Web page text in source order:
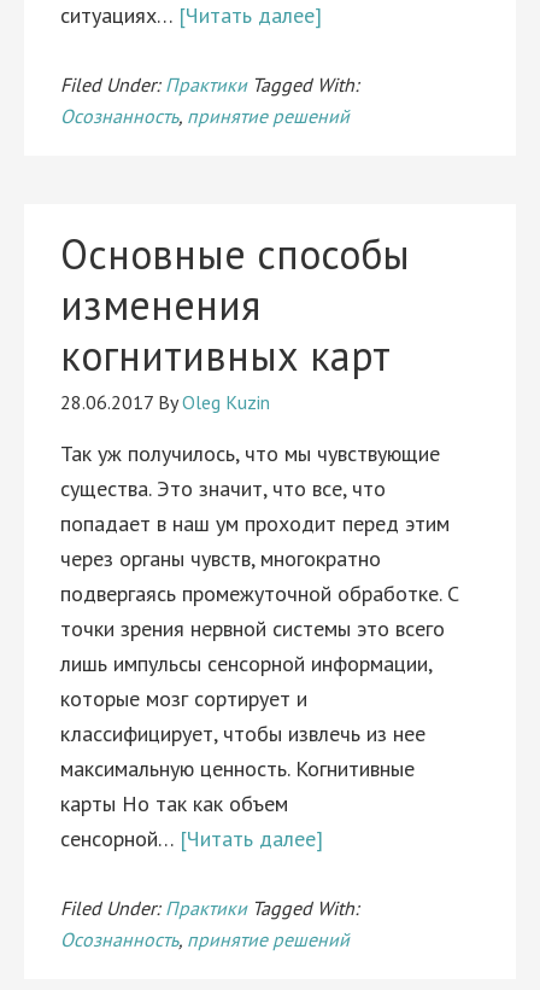
ситуациях… [Читать далее]
Filed Under: Практики Tagged With:
Осознанность, принятие решений
Основные способы
изменения
когнитивных карт
28.06.2017 ByOleg Kuzin
Так уж получилось, что мы чувствующие
существа. Это значит, что все, что
попадает в наш ум проходит перед этим
через органы чувств, многократно
подвергаясь промежуточной обработке. С
точки зрения нервной системы это всего
лишь импульсы сенсорной информации,
которые мозг сортирует и
классифицирует, чтобы извлечь из нее
максимальную ценность. Когнитивные
карты Но так как объем
сенсорной… [Читать далее]
Filed Under: Практики Tagged With:
Осознанность, принятие решений